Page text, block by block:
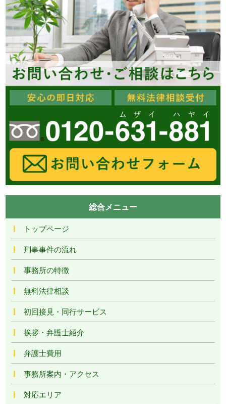
総合メニュー
トップページ
刑事事件の流れ
事務所の特徴
無料法律相談
初回接見・同行サービス
挨拶・弁護士紹介
弁護士費用
事務所案内・アクセス
対応エリア